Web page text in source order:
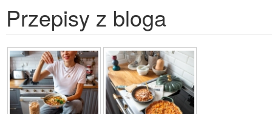
Przepisy z bloga